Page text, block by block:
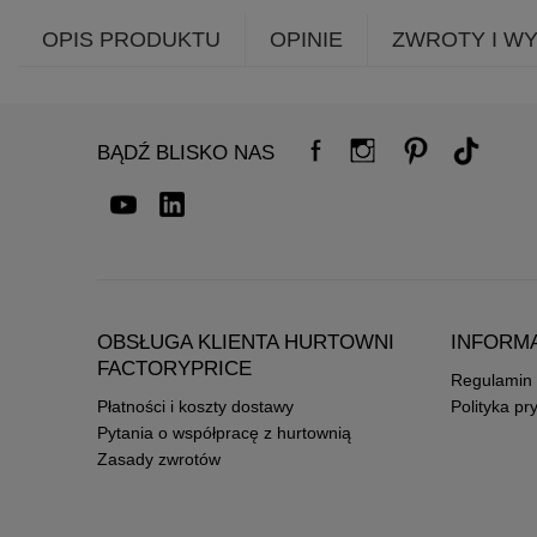
OPIS PRODUKTU OPINIE ZWROTY I
BĄDŹ BLISKO NAS
OBSŁUGA KLIENTA HURTOWNI
FACTORYPRICE
Płatności i koszty dostawy
Pytania o współpracę z hurtownią
Zasady zwrotów
Regulamin
Polityka